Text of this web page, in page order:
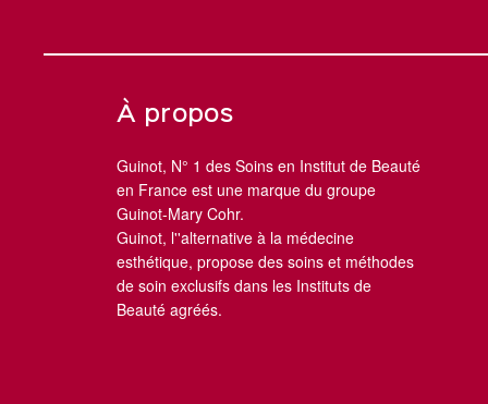
À propos
Guinot, N° 1 des Soins en Institut de Beauté
en France est une marque du groupe
Guinot-Mary Cohr.
Guinot, l''alternative à la médecine
esthétique, propose des soins et méthodes
de soin exclusifs dans les Instituts de
Beauté agréés.